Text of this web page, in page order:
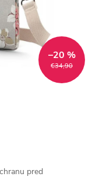
€34,90
–20 %
pred